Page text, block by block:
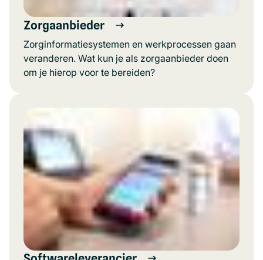
Zorgaanbieder
Zorginformatiesystemen en werkprocessen gaan
veranderen. Wat kun je als zorgaanbieder doen
om je hierop voor te bereiden?